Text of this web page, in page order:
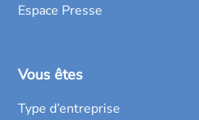
Espace Presse
Vous êtes
Type d’entreprise